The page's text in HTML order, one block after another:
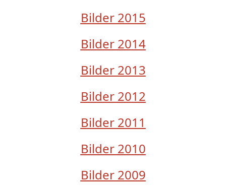
Bilder 2015
Bilder 2014
Bilder 2013
Bilder 2012
Bilder 2011
Bilder 2010
Bilder 2009